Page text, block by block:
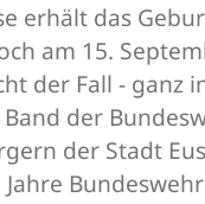
erhält das
am 15.
der Fall - ganz
Band der
der Stadt
Jahre